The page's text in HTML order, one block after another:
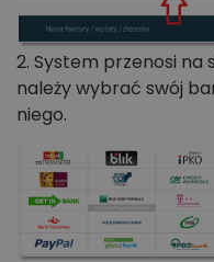
2. System przenosi na
należy wybrać swój
niego.